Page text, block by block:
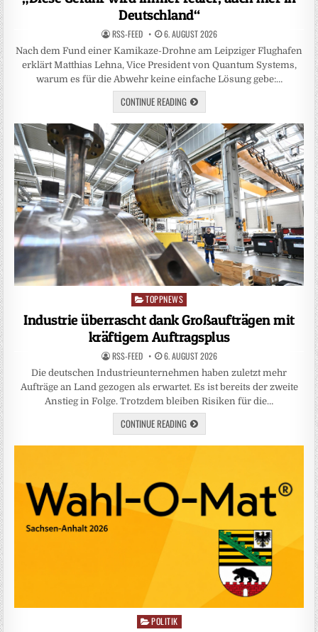
Deutschland“
RSS-FEED 6. AUGUST 2026
Nach dem Fund einer Kamikaze-Drohne am Leipziger Flughafen
erklärt Matthias Lehna, Vice President von Quantum Systems,
warum es für die Abwehr keine einfache Lösung gebe:…
CONTINUE READING
Posted
in
TOPPNEWS
Industrie überrascht dank Großaufträgen mit
kräftigem Auftragsplus
RSS-FEED 6. AUGUST 2026
Die deutschen Industrieunternehmen haben zuletzt mehr
Aufträge an Land gezogen als erwartet. Es ist bereits der zweite
Anstieg in Folge. Trotzdem bleiben Risiken für die…
CONTINUE READING
Posted
POLITIK